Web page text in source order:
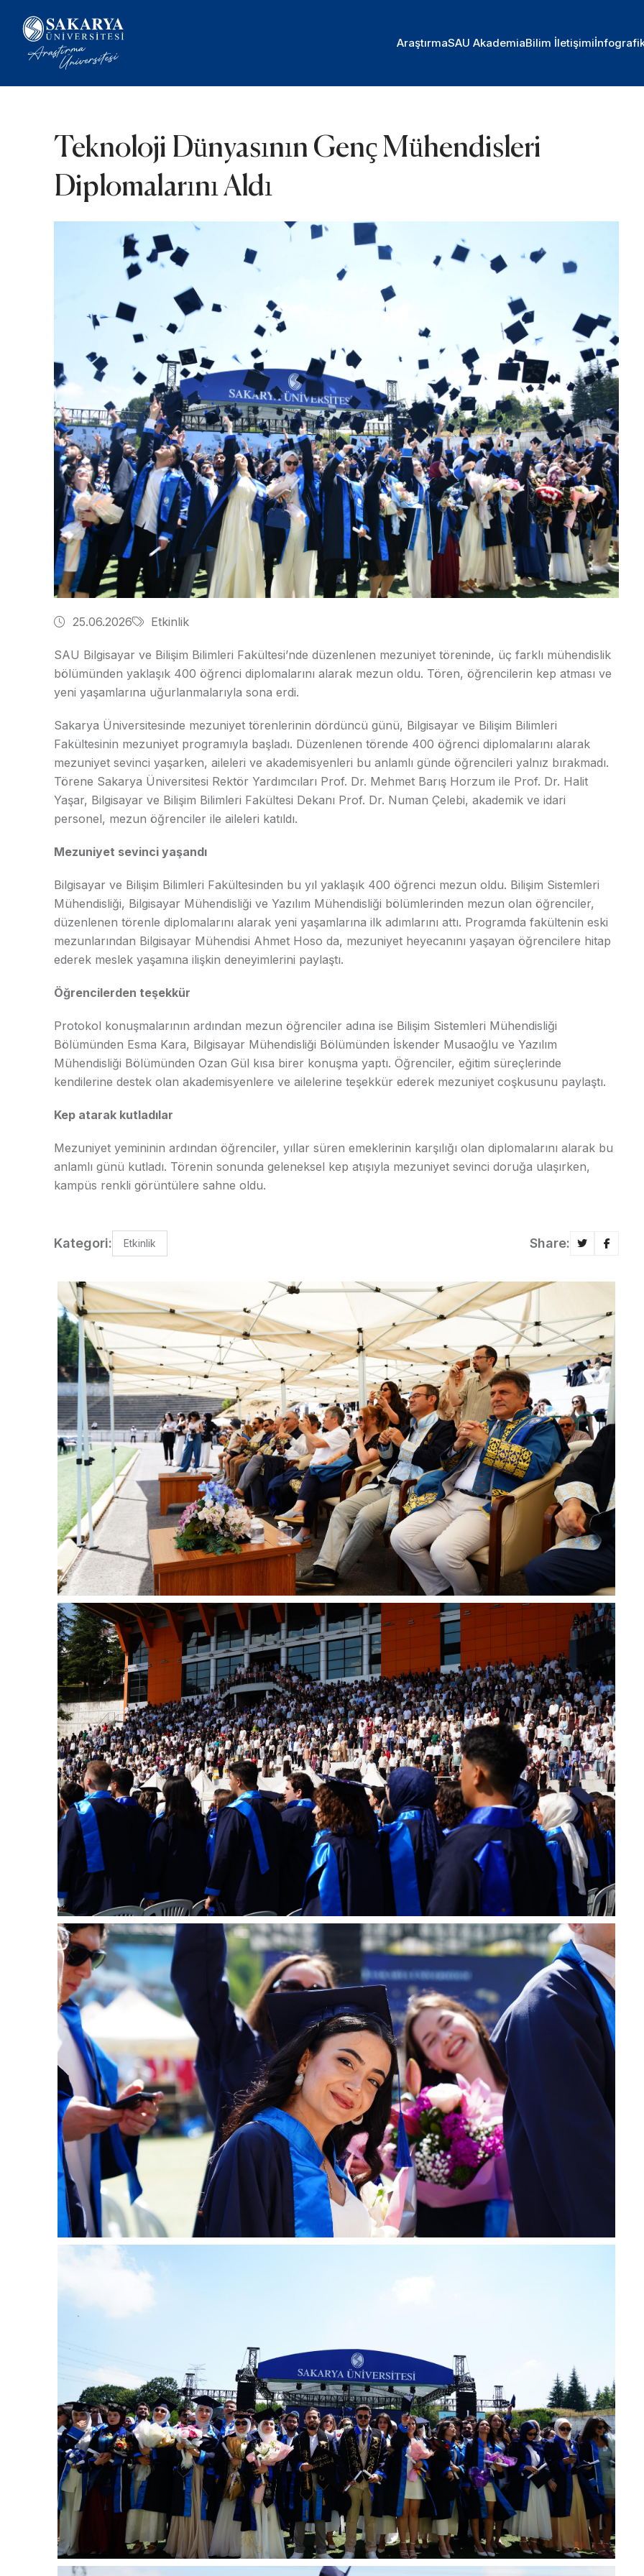
AraştırmaSAU AkademiaBilim İletişimi
Teknoloji Dünyasının Genç Mühendisleri
Diplomalarını Aldı
25.06.2026 Etkinlik
SAU Bilgisayar ve Bilişim Bilimleri Fakültesi’nde düzenlenen mezuniyet töreninde, üç farklı mühendislik
bölümünden yaklaşık 400 öğrenci diplomalarını alarak mezun oldu. Tören, öğrencilerin kep atması ve
yeni yaşamlarına uğurlanmalarıyla sona erdi.
Sakarya Üniversitesinde mezuniyet törenlerinin dördüncü günü, Bilgisayar ve Bilişim Bilimleri
Fakültesinin mezuniyet programıyla başladı. Düzenlenen törende 400 öğrenci diplomalarını alarak
mezuniyet sevinci yaşarken, aileleri ve akademisyenleri bu anlamlı günde öğrencileri yalnız bırakmadı.
Törene Sakarya Üniversitesi Rektör Yardımcıları Prof. Dr. Mehmet Barış Horzum ile Prof. Dr. Halit
Yaşar, Bilgisayar ve Bilişim Bilimleri Fakültesi Dekanı Prof. Dr. Numan Çelebi, akademik ve idari
personel, mezun öğrenciler ile aileleri katıldı.
Mezuniyet sevinci yaşandı
Bilgisayar ve Bilişim Bilimleri Fakültesinden bu yıl yaklaşık 400 öğrenci mezun oldu. Bilişim Sistemleri
Mühendisliği, Bilgisayar Mühendisliği ve Yazılım Mühendisliği bölümlerinden mezun olan öğrenciler,
düzenlenen törenle diplomalarını alarak yeni yaşamlarına ilk adımlarını attı. Programda fakültenin eski
mezunlarından Bilgisayar Mühendisi Ahmet Hoso da, mezuniyet heyecanını yaşayan öğrencilere hitap
ederek meslek yaşamına ilişkin deneyimlerini paylaştı.
Öğrencilerden teşekkür
Protokol konuşmalarının ardından mezun öğrenciler adına ise Bilişim Sistemleri Mühendisliği
Bölümünden Esma Kara, Bilgisayar Mühendisliği Bölümünden İskender Musaoğlu ve Yazılım
Mühendisliği Bölümünden Ozan Gül kısa birer konuşma yaptı. Öğrenciler, eğitim süreçlerinde
kendilerine destek olan akademisyenlere ve ailelerine teşekkür ederek mezuniyet coşkusunu paylaştı.
Kep atarak kutladılar
Mezuniyet yemininin ardından öğrenciler, yıllar süren emeklerinin karşılığı olan diplomalarını alarak bu
anlamlı günü kutladı. Törenin sonunda geleneksel kep atışıyla mezuniyet sevinci doruğa ulaşırken,
kampüs renkli görüntülere sahne oldu.
Kategori: Etkinlik Share: